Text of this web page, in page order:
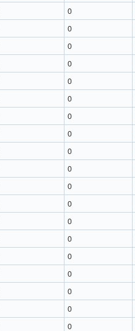
0
0
0
0
0
0
0
0
0
0
0
0
0
0
0
0
0
0
0